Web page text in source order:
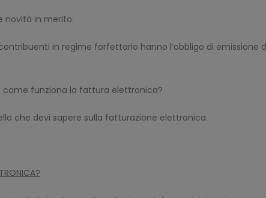
novità in merito.
in regime forfettario hanno l’obbligo di emissione
come funziona la fattura elettronica?
che devi sapere sulla fatturazione elettronica.